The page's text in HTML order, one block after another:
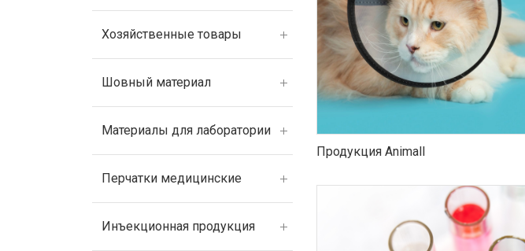
Хозяйственные товары
Шовный материал
Материалы для лаборатории
Перчатки медицинские
Инъекционная продукция
Продукция Animall